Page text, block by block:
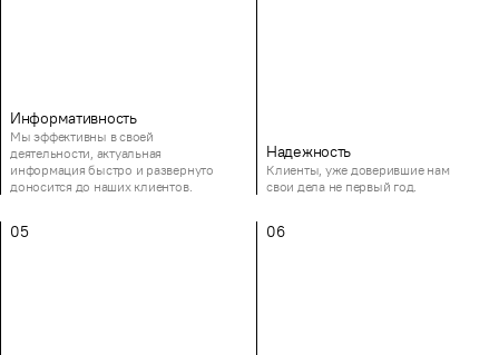
Информативность
Мы эффективны в своей
деятельности, актуальная
информация быстро и развернуто
доносится до наших клиентов.
Надежность
Клиенты, уже доверившие нам
свои дела не первый год.
05 06